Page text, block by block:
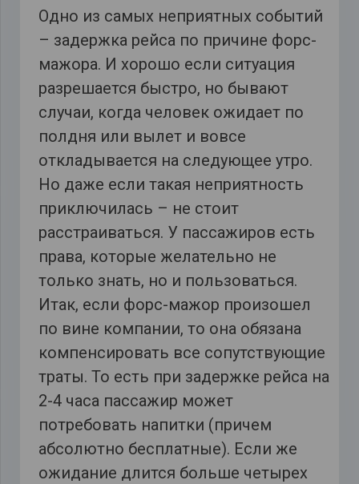
Одно из самых неприятных событий
– задержка рейса по причине форс-
мажора. И хорошо если ситуация
разрешается быстро, но бывают
случаи, когда человек ожидает по
полдня или вылет и вовсе
откладывается на следующее утро.
Но даже если такая неприятность
приключилась – не стоит
расстраиваться. У пассажиров есть
права, которые желательно не
только знать, но и пользоваться.
Итак, если форс-мажор произошел
по вине компании, то она обязана
компенсировать все сопутствующие
траты. То есть при задержке рейса на
2-4 часа пассажир может
потребовать напитки (причем
абсолютно бесплатные). Если же
ожидание длится больше четырех